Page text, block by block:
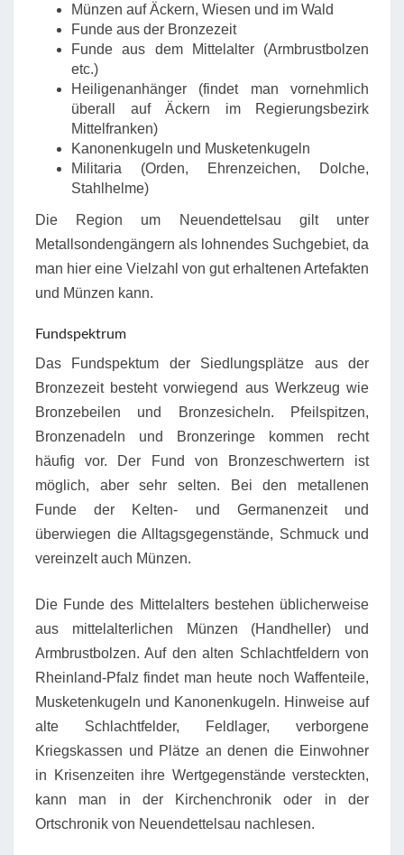
Münzen auf Äckern, Wiesen und im Wald
Funde aus der Bronzezeit
Funde aus dem Mittelalter (Armbrustbolzen
etc.)
Heiligenanhänger (findet man vornehmlich
überall auf Äckern im Regierungsbezirk
Mittelfranken)
Kanonenkugeln und Musketenkugeln
Militaria (Orden, Ehrenzeichen, Dolche,
Stahlhelme)
Die Region um Neuendettelsau gilt unter
Metallsondengängern als lohnendes Suchgebiet, da
man hier eine Vielzahl von gut erhaltenen Artefakten
und Münzen kann.
Fundspektrum
Das Fundspektum der Siedlungsplätze aus der
Bronzezeit besteht vorwiegend aus Werkzeug wie
Bronzebeilen und Bronzesicheln. Pfeilspitzen,
Bronzenadeln und Bronzeringe kommen recht
häufig vor. Der Fund von Bronzeschwertern ist
möglich, aber sehr selten. Bei den metallenen
Funde der Kelten- und Germanenzeit und
überwiegen die Alltagsgegenstände, Schmuck und
vereinzelt auch Münzen.
Die Funde des Mittelalters bestehen üblicherweise
aus mittelalterlichen Münzen (Handheller) und
Armbrustbolzen. Auf den alten Schlachtfeldern von
Rheinland-Pfalz findet man heute noch Waffenteile,
Musketenkugeln und Kanonenkugeln. Hinweise auf
alte Schlachtfelder, Feldlager, verborgene
Kriegskassen und Plätze an denen die Einwohner
in Krisenzeiten ihre Wertgegenstände versteckten,
kann man in der Kirchenchronik oder in der
Ortschronik von Neuendettelsau nachlesen.